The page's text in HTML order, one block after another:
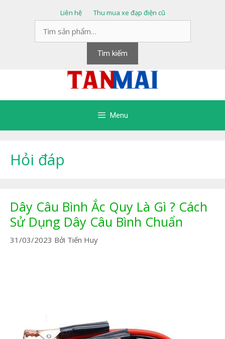
Liên hệ
Thu mua xe đạp điện cũ
kiếm:
Tìm kiếm
Menu
Hỏi đáp
Dây Câu Bình Ắc Quy Là Gì ? Cách
Sử Dụng Dây Câu Bình Chuẩn
31/03/2023 Bởi Tiến Huy